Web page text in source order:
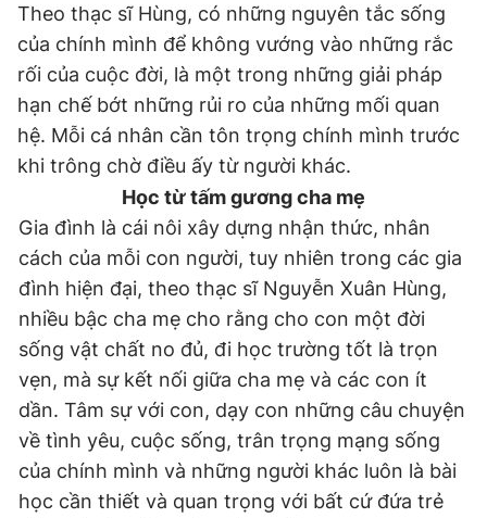
Theo thạc sĩ Hùng, có những nguyên tắc sống
của chính mình để không vướng vào những rắc
rối của cuộc đời, là một trong những giải pháp
hạn chế bớt những rủi ro của những mối quan
hệ. Mỗi cá nhân cần tôn trọng chính mình trước
khi trông chờ điều ấy từ người khác.
Học từ tấm gương cha mẹ
Gia đình là cái nôi xây dựng nhận thức, nhân
cách của mỗi con người, tuy nhiên trong các gia
đình hiện đại, theo thạc sĩ Nguyễn Xuân Hùng,
nhiều bậc cha mẹ cho rằng cho con một đời
sống vật chất no đủ, đi học trường tốt là trọn
vẹn, mà sự kết nối giữa cha mẹ và các con ít
dần. Tâm sự với con, dạy con những câu chuyện
về tình yêu, cuộc sống, trân trọng mạng sống
của chính mình và những người khác luôn là bài
học cần thiết và quan trọng với bất cứ đứa trẻ